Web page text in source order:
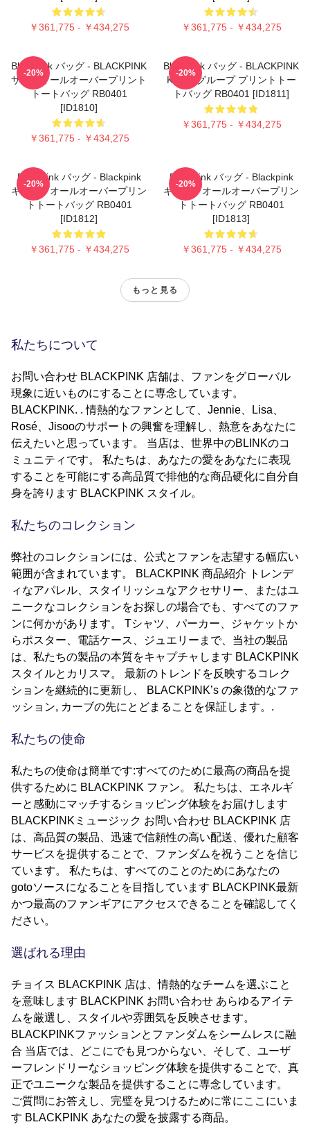
￥361,775 - ￥434,275 ￥361,775 - ￥434,275
Blackpink バッグ - BLACKPINK
サインオールオーバープリント
トートバッグ RB0401
[ID1810]
￥361,775 - ￥434,275
-20%
Blackpink バッグ - BLACKPINK
K-POPグループ プリントトー
トバッグ RB0401 [ID1811]
￥361,775 - ￥434,275
-20%
Blackpink バッグ - Blackpink
キューブオールオーバープリン
トトートバッグ RB0401
[ID1812]
￥361,775 - ￥434,275
-20%
Blackpink バッグ - Blackpink
キューブオールオーバープリン
トトートバッグ RB0401
[ID1813]
￥361,775 - ￥434,275
-20%
もっと見る
私たちについて
お問い合わせ BLACKPINK 店舗は、ファンをグローバル
現象に近いものにすることに専念しています。
BLACKPINK. . 情熱的なファンとして、Jennie、Lisa、
Rosé、Jisooのサポートの興奮を理解し、熱意をあなたに
伝えたいと思っています。 当店は、世界中のBLINKのコ
ミュニティです。 私たちは、あなたの愛をあなたに表現
することを可能にする高品質で排他的な商品硬化に自分自
身を誇ります BLACKPINK スタイル。
私たちのコレクション
弊社のコレクションには、公式とファンを志望する幅広い
範囲が含まれています。 BLACKPINK 商品紹介 トレンデ
ィなアパレル、スタイリッシュなアクセサリー、またはユ
ニークなコレクションをお探しの場合でも、すべてのファ
ンに何かがあります。 Tシャツ、パーカー、ジャケットか
らポスター、電話ケース、ジュエリーまで、当社の製品
は、私たちの製品の本質をキャプチャします BLACKPINK
スタイルとカリスマ。 最新のトレンドを反映するコレク
ションを継続的に更新し、 BLACKPINK’s の象徴的なファ
ッション, カーブの先にとどまることを保証します。.
私たちの使命
私たちの使命は簡単です:すべてのために最高の商品を提
供するために BLACKPINK ファン。 私たちは、エネルギ
ーと感動にマッチするショッピング体験をお届けします
BLACKPINKミュージック お問い合わせ BLACKPINK 店
は、高品質の製品、迅速で信頼性の高い配送、優れた顧客
サービスを提供することで、ファンダムを祝うことを信じ
ています。 私たちは、すべてのことのためにあなたの
gotoソースになることを目指しています BLACKPINK最新
かつ最高のファンギアにアクセスできることを確認してく
ださい。
選ばれる理由
チョイス BLACKPINK 店は、情熱的なチームを選ぶこと
を意味します BLACKPINK お問い合わせ あらゆるアイテ
ムを厳選し、スタイルや雰囲気を反映させます。
BLACKPINKファッションとファンダムをシームレスに融
合 当店では、どこにでも見つからない、そして、ユーザ
ーフレンドリーなショッピング体験を提供することで、真
正でユニークな製品を提供することに専念しています。
ご質問にお答えし、完璧を見つけるために常にここにいま
す BLACKPINK あなたの愛を披露する商品。